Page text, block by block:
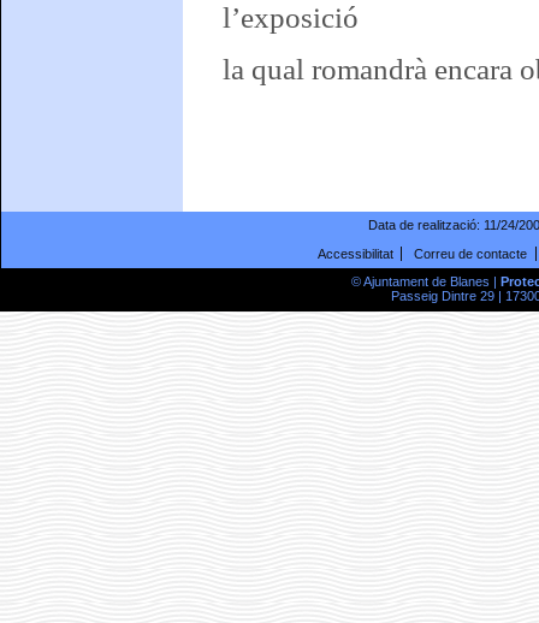
l’exposició
la qual romandrà encara
Data de realització: 11/24/
Accessibilitat
Correu de contacte
© Ajuntament de Blanes |
Passeig Dintre 29 |